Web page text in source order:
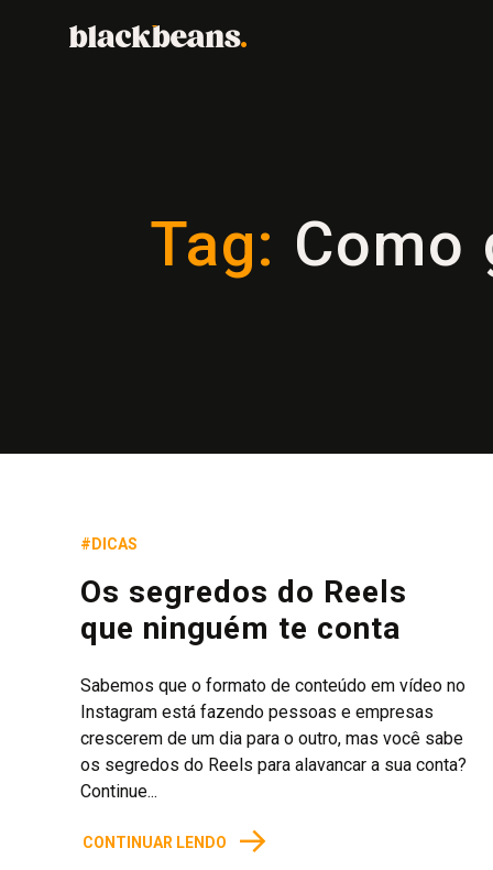
Tag: Como
#DICAS
Os segredos do Reels
que ninguém te conta
Sabemos que o formato de conteúdo em vídeo no
Instagram está fazendo pessoas e empresas
crescerem de um dia para o outro, mas você sabe
os segredos do Reels para alavancar a sua conta?
Continue...
CONTINUAR LENDO →